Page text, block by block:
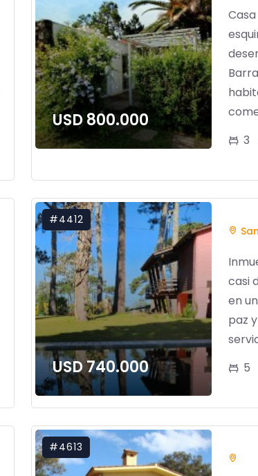
USD 800.000
3
#4412
USD 740.000
casi
en
paz
5
#4613